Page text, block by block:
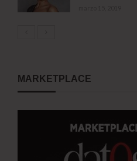
MARKETPLACE